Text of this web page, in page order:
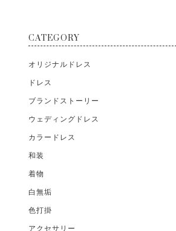
CATEGORY
オリジナルドレス
ドレス
ブランドストーリー
ウェディングドレス
カラードレス
和装
着物
白無垢
色打掛
アクセサリー